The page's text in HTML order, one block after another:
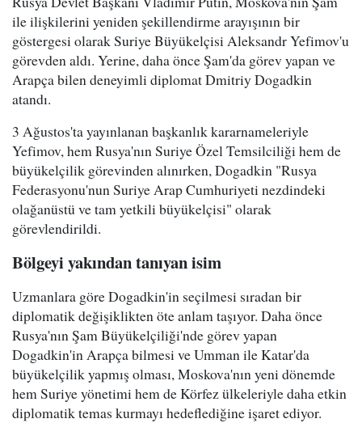
ile ilişkilerini yeniden şekillendirme arayışının bir
göstergesi olarak Suriye Büyükelçisi Aleksandr Yefimov'u
görevden aldı. Yerine, daha önce Şam'da görev yapan ve
Arapça bilen deneyimli diplomat Dmitriy Dogadkin
atandı.
3 Ağustos'ta yayınlanan başkanlık kararnameleriyle
Yefimov, hem Rusya'nın Suriye Özel Temsilciliği hem de
büyükelçilik görevinden alınırken, Dogadkin "Rusya
Federasyonu'nun Suriye Arap Cumhuriyeti nezdindeki
olağanüstü ve tam yetkili büyükelçisi" olarak
görevlendirildi.
Bölgeyi yakından tanıyan isim
Uzmanlara göre Dogadkin'in seçilmesi sıradan bir
diplomatik değişiklikten öte anlam taşıyor. Daha önce
Rusya'nın Şam Büyükelçiliği'nde görev yapan
Dogadkin'in Arapça bilmesi ve Umman ile Katar'da
büyükelçilik yapmış olması, Moskova'nın yeni dönemde
hem Suriye yönetimi hem de Körfez ülkeleriyle daha etkin
diplomatik temas kurmayı hedeflediğine işaret ediyor.